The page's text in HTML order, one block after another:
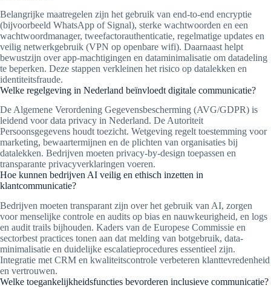
Belangrijke maatregelen zijn het gebruik van end-to-end encryptie
(bijvoorbeeld WhatsApp of Signal), sterke wachtwoorden en een
wachtwoordmanager, tweefactorauthenticatie, regelmatige updates en
veilig netwerkgebruik (VPN op openbare wifi). Daarnaast helpt
bewustzijn over app-machtigingen en dataminimalisatie om datadeling
te beperken. Deze stappen verkleinen het risico op datalekken en
identiteitsfraude.
Welke regelgeving in Nederland beïnvloedt digitale communicatie?
De Algemene Verordening Gegevensbescherming (AVG/GDPR) is
leidend voor data privacy in Nederland. De Autoriteit
Persoonsgegevens houdt toezicht. Wetgeving regelt toestemming voor
marketing, bewaartermijnen en de plichten van organisaties bij
datalekken. Bedrijven moeten privacy-by-design toepassen en
transparante privacyverklaringen voeren.
Hoe kunnen bedrijven AI veilig en ethisch inzetten in
klantcommunicatie?
Bedrijven moeten transparant zijn over het gebruik van AI, zorgen
voor menselijke controle en audits op bias en nauwkeurigheid, en logs
en audit trails bijhouden. Kaders van de Europese Commissie en
sectorbest practices tonen aan dat melding van botgebruik, data-
minimalisatie en duidelijke escalatieprocedures essentieel zijn.
Integratie met CRM en kwaliteitscontrole verbeteren klanttevredenheid
en vertrouwen.
Welke toegankelijkheidsfuncties bevorderen inclusieve communicatie?